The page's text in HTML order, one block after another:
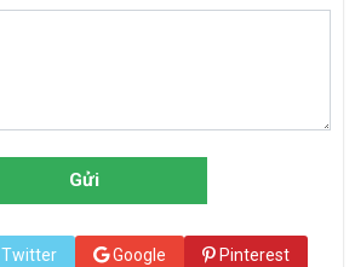
Gửi
Twitter Google Pinterest